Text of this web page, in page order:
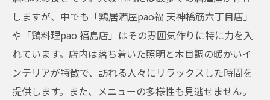
店内の雰囲気がもたらすリラクゼーション
訪れる人々を魅了するサービス
こだわりの内装とその効果
都会の喧騒から逃れる方法
地元食材を活かした鶏料理の奥深さを堪能する
しますが、中でも「鶏居酒屋pao福 天神橋筋六丁目店」
や「鶏料理pao 福島店」はその雰囲気作りに特に力を入
れています。店内は落ち着いた照明と木目調の暖かいイ
ンテリアが特徴で、訪れる人々にリラックスした時間を
提供します。また、メニューの多様性も見逃せません。